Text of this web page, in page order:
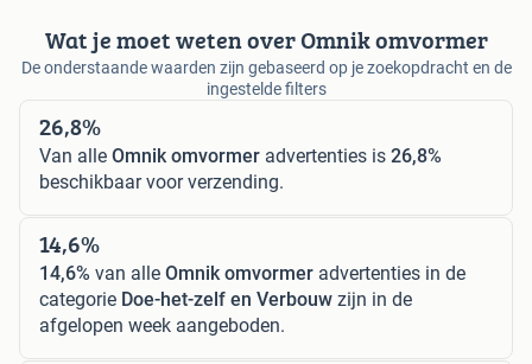
Wat je moet weten over Omnik omvormer
De onderstaande waarden zijn gebaseerd op je zoekopdracht en de
ingestelde filters
26,8%
Van alle Omnik omvormer advertenties is 26,8%
beschikbaar voor verzending.
14,6%
14,6% van alle Omnik omvormer advertenties in de
categorie Doe-het-zelf en Verbouw zijn in de
afgelopen week aangeboden.